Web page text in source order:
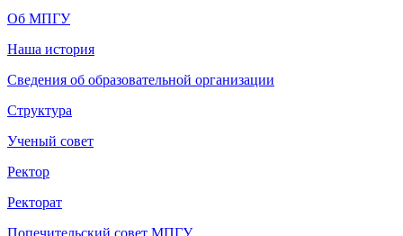
Об МПГУ
Наша история
Сведения об образовательной организации
Структура
Ученый совет
Ректор
Ректорат
Попечительский совет МПГУ